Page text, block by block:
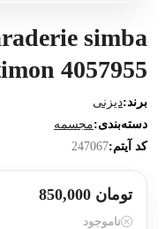
simba
4057955
برند:دیزنی
دسته‌بندی:مجسمه
کد آیتم:247067
تومان 850,000
ناموجود